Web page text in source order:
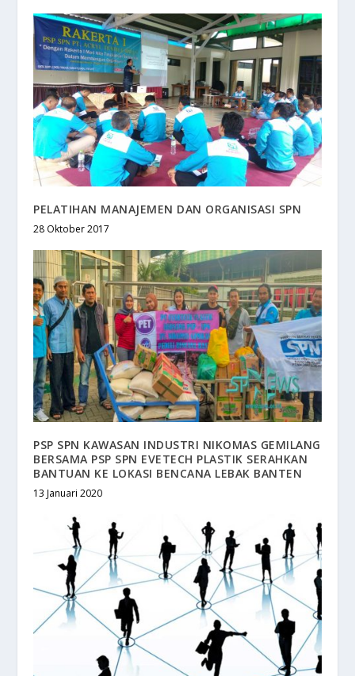
PELATIHAN MANAJEMEN DAN ORGANISASI SPN
28 Oktober 2017
PSP SPN KAWASAN INDUSTRI NIKOMAS GEMILANG
BERSAMA PSP SPN EVETECH PLASTIK SERAHKAN
BANTUAN KE LOKASI BENCANA LEBAK BANTEN
13 Januari 2020